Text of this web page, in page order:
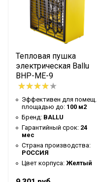
Потребительский класс
Макс. потребляемая
мощность
Макс. производ-ность
м3/час
Ступени мощности
Нагрев воздуха (дельта
температуры)
Количество режимов
нагрева
Режим "без нагрева"
Класс
Тепловая пушка
электрическая Ballu
BHP-ME-9
Эффективен для помещ.
площадью до: 100 м2
Бренд: BALLU
Гарантийный срок: 24
мес
Страна производства:
РОССИЯ
Цвет корпуса: Желтый